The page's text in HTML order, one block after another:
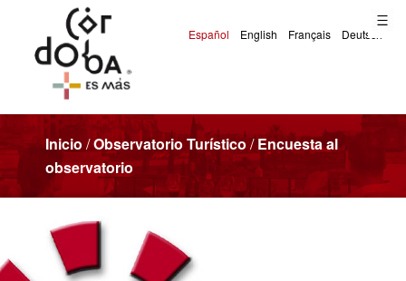
Inicio /Observatorio Turístico/Encuesta al
observatorio